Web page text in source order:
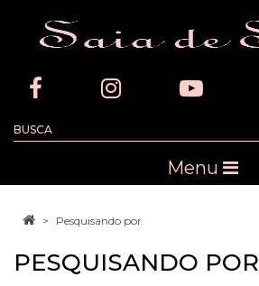
Menu
Pesquisando por
PESQUISANDO POR